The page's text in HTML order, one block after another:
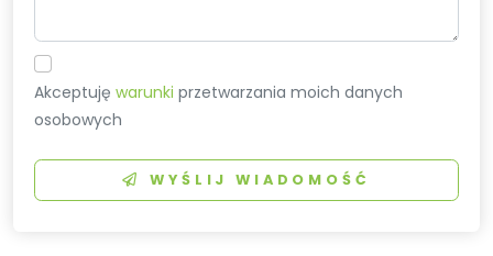
Akceptujęwarunki przetwarzania moich danych
osobowych
WYŚLIJ WIADOMOŚĆ